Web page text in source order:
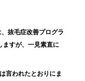
抜毛症改善プログラ
ますが、一見素直に
言われたとおりにま